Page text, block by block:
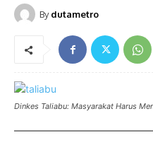
By dutametro
Dinkes Taliabu: Masyarakat Harus